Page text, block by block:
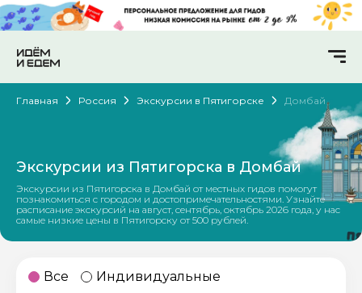
Главная Россия Экскурсии в Пятигорске Домбай
Экскурсии из Пятигорска в Домбай
Экскурсии из Пятигорска в Домбай от местных гидов помогут
познакомиться с городом и достопримечательностями. Узнайте
расписание экскурсий на август, сентябрь, октябрь 2026 года, у нас
самые низкие цены в Пятигорску от 500 рублей.
Все
Индивидуальные